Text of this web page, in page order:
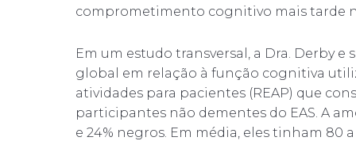
comprometimento cognitivo mais tarde
Em um estudo transversal, a Dra. Derby
global em relação à função cognitiva
atividades para pacientes (REAP) que
participantes não dementes do EAS. A
e 24% negros. Em média, eles tinham 80